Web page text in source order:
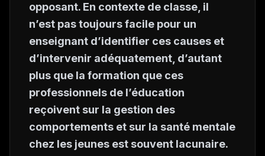
opposant. En contexte de classe, il
n’est pas toujours facile pour un
enseignant d’identifier ces causes et
d’intervenir adéquatement, d’autant
plus que la formation que ces
professionnels de l’éducation
reçoivent sur la gestion des
comportements et sur la santé mentale
chez les jeunes est souvent lacunaire.